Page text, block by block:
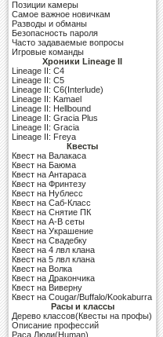
Позиции камеры
Самое важное новичкам
Разводы и обманы
Безопасность пароля
Часто задаваемые вопросы
Игровые команды
Хроники Lineage II
Lineage II: C4
Lineage II: C5
Lineage II: C6(Interlude)
Lineage II: Kamael
Lineage II: Hellbound
Lineage II: Gracia Plus
Lineage II: Gracia
Lineage II: Freya
Квесты
Квест на Валакаса
Квест на Баюма
Квест на Антараса
Квест на Фринтезу
Квест на Нублесс
Квест на Саб-Класс
Квест на Снятие ПК
Квест на A-B сеты
Квест на Украшение
Квест на Свадебку
Квест на 4 лвл клана
Квест на 5 лвл клана
Квест на Волка
Квест на Дракончика
Квест на Виверну
Квест на Cougar/Buffalo/Kookaburra
Расы и классы
Дерево классов(Квесты на профы)
Описание профессий
Раса Люди(Human)